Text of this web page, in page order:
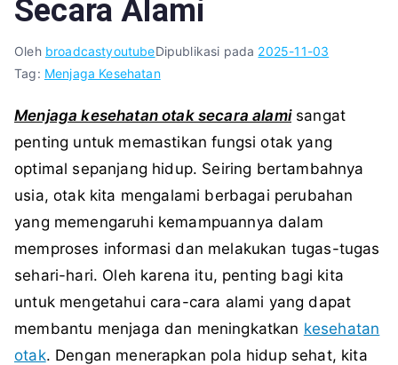
Secara Alami
Oleh broadcastyoutubeDipublikasi pada 2025-11-03
Tag: Menjaga Kesehatan
Menjaga kesehatan otak secara alamisangat
penting untuk memastikan fungsi otak yang
optimal sepanjang hidup. Seiring bertambahnya
usia, otak kita mengalami berbagai perubahan
yang memengaruhi kemampuannya dalam
memproses informasi dan melakukan tugas-tugas
sehari-hari. Oleh karena itu, penting bagi kita
untuk mengetahui cara-cara alami yang dapat
membantu menjaga dan meningkatkan kesehatan
otak. Dengan menerapkan pola hidup sehat, kita